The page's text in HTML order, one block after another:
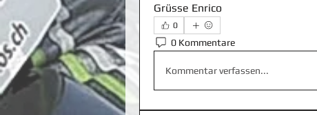
Grüsse Enrico
0
0 Kommentare
Kommentar verfassen...